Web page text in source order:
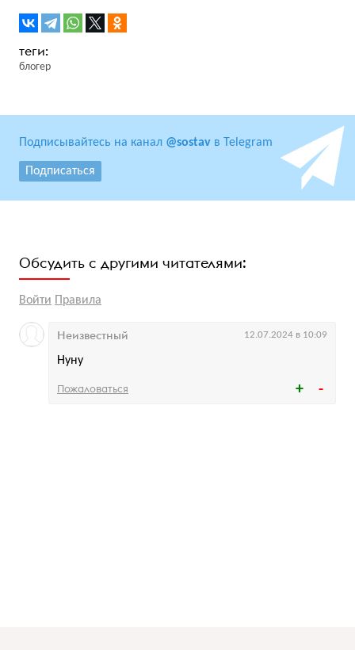
блогер
Подписывайтесь на канал @sostav в Telegram
Подписаться
Обсудить с другими читателями:
Войти Правила
Нуну
Неизвестный 12.07.2024 в 10:09
Пожаловаться